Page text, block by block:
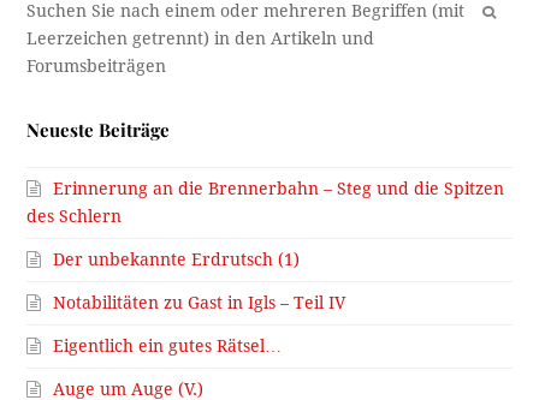
OK
Neueste Beiträge
Erinnerung an die Brennerbahn – Steg und die Spitzen
des Schlern
Der unbekannte Erdrutsch (1)
Notabilitäten zu Gast in Igls – Teil IV
Eigentlich ein gutes Rätsel…
Auge um Auge (V.)